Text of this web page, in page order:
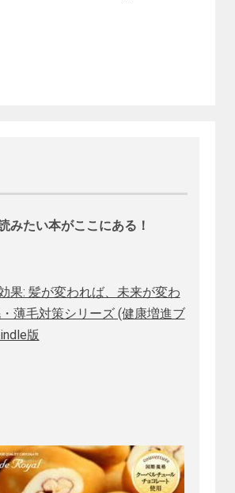
みたい本がここにある！
果: 髪が変われば、未来が変わ
薄毛対策シリーズ (健康増進ブ
版